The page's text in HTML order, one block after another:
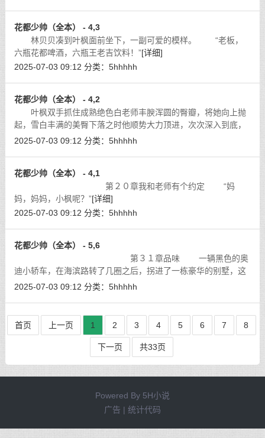
花都少帅（全本） - 4,3
林贝贝凑到叶枫面前坐下，一副可爱的模样。 “老板，
六瓶花都啤酒，六瓶王老吉饮料！”[详细]
2025-07-03 09:12 分类： 5hhhhh
花都少帅（全本） - 4,2
叶枫双手抓住成熟绝色白老师丰腴浑圆的臀瓣，将她向上抛
起，雪白丰满的美臀下落之时他顺势大力顶进，次次深入到底，
白玉芝爽得头往后仰去，秀发摇曳摆动不停。
2025-07-03 09:12 分类： 5hhhhh
花都少帅（全本） - 4,1
第２０章我和老师有个约定 “妈
妈，妈妈，小枫呢？”[详细]
2025-07-03 09:12 分类： 5hhhhh
花都少帅（全本） - 5,6
第３１章品味 一辆黑色的奥
迪小轿车，在海滨路转了几圈之后，拐进了一栋豪华的别墅，这
座别墅，是跨国大富豪马剑豪的私人别墅。他的亿豪集团是跨国
2025-07-03 09:12 分类： 5hhhhh
首页 上一页 1 2 3 4 5 6 7 8
下一页 共33页
Powered By 5H小说
广告 | 统计代码